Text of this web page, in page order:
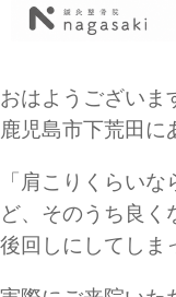
おはようございま
鹿児島市下荒田に
「肩こりくらい
ど、そのうち良
後回しにしてしま